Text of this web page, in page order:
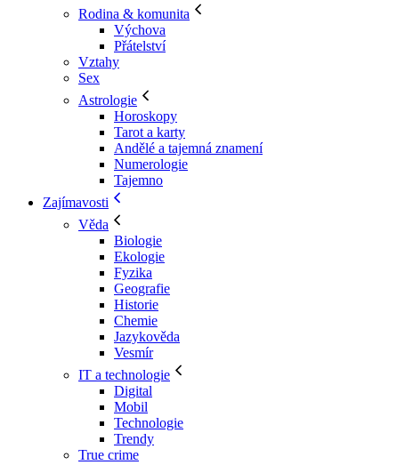
Rodina & komunita
Výchova
Přátelství
Vztahy
Sex
Astrologie
Horoskopy
Tarot a karty
Andělé a tajemná znamení
Numerologie
Tajemno
Zajímavosti
Věda
Biologie
Ekologie
Fyzika
Geografie
Historie
Chemie
Jazykověda
Vesmír
IT a technologie
Digital
Mobil
Technologie
Trendy
True crime